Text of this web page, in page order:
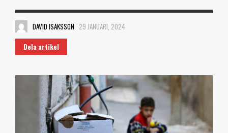
DAVID ISAKSSON 29 JANUARI, 2024
Dela artikel